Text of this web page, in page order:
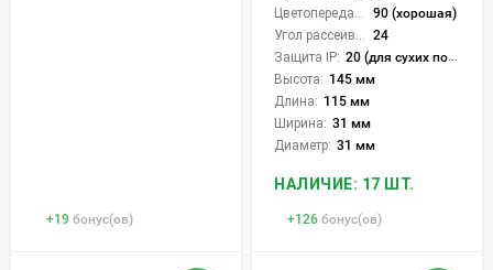
+19 бонус(ов)
90 (хорошая)
24
Защита IP: 20 (для сухих пом.)
Высота: 145 мм
Длина: 115 мм
Ширина: 31 мм
Диаметр: 31 мм
НАЛИЧИЕ: 17 ШТ.
+126 бонус(ов)